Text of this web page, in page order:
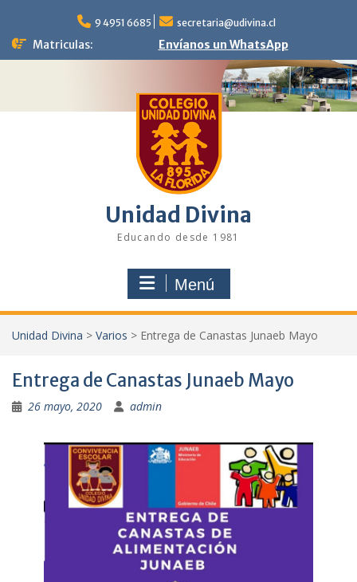
contenido
9 4951 6685 secretaria@udivina.cl
Matriculas: Envíanos un WhatsApp
Unidad Divina
Educando desde 1981
Menú
Unidad Divina > Varios > Entrega de Canastas Junaeb Mayo
Entrega de Canastas Junaeb Mayo
26 mayo, 2020 admin